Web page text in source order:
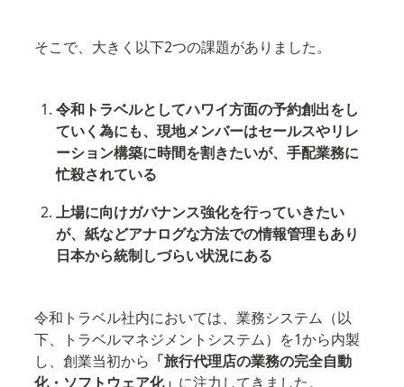
そこで、大きく以下2つの課題がありました。
令和トラベルとしてハワイ方面の予約創出をし
ていく為にも、現地メンバーはセールスやリレ
ーション構築に時間を割きたいが、手配業務に
忙殺されている
上場に向けガバナンス強化を行っていきたい
が、紙などアナログな方法での情報管理もあり
日本から統制しづらい状況にある
令和トラベル社内においては、業務システム（以
下、トラベルマネジメントシステム）を1から内製
し、創業当初から 「旅行代理店の業務の完全自動
化・ソフトウェア化」 に注力してきました。